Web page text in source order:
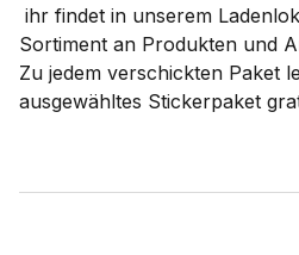
ihr findet in unserem
Sortiment an Produkten und
Zu jedem verschickten Paket
ausgewähltes Stickerpaket